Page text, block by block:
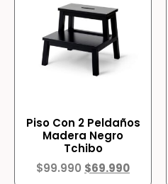
Piso Con 2 Peldaños
Madera Negro
Tchibo
$99.990 $69.990